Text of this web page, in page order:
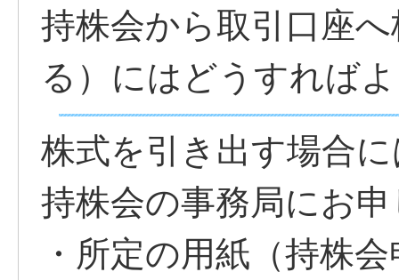
持株会から取引口座
る）にはどうすれば
株式を引き出す場合
持株会の事務局にお
・所定の用紙（持株